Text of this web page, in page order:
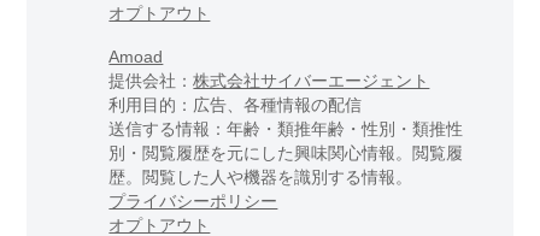
オプトアウト
Amoad
提供会社：株式会社サイバーエージェント
利用目的：広告、各種情報の配信
送信する情報：年齢・類推年齢・性別・類推性
別・閲覧履歴を元にした興味関心情報。閲覧履
歴。閲覧した人や機器を識別する情報。
プライバシーポリシー
オプトアウト